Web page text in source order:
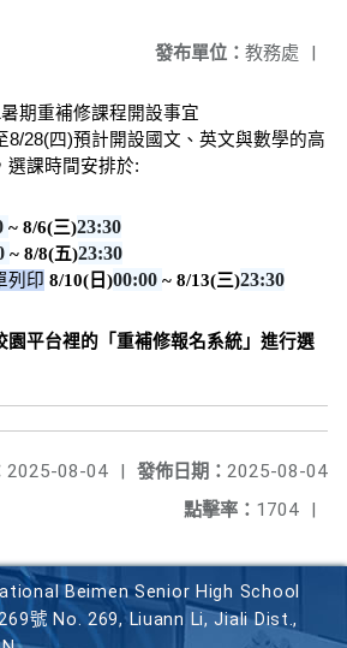
發布單位： 教務處 |
期重補修課程開設事宜
28(四)預計開設國文、英文與數學的高
選課時間安排於:
~ 8/6(三)23:30
~ 8/8(五)23:30
列印 8/10(日)00:00 ~ 8/13(三)23:30
園平台裡的「重補修報名系統」進行選
發佈日期： 2025-08-04
2025-08-04
|
點擊率： 1704 |
Beimen Senior High School
號 No. 269, Liuann Li, Jiali Dist.,